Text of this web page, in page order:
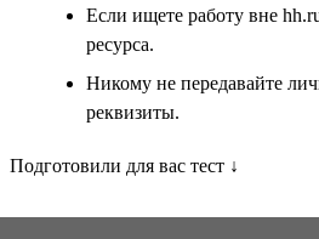
Если ищете работу вне
ресурса.
Никому не передавайте
реквизиты.
Подготовили для вас тест ↓